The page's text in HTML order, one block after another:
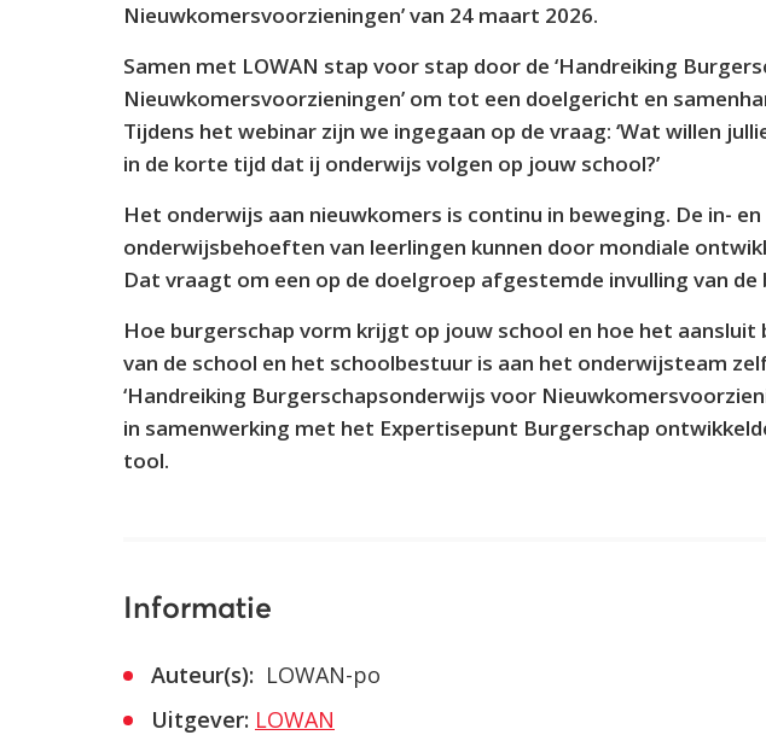
Nieuwkomersvoorzieningen’ van 24 maart 2026.
Samen met LOWAN stap voor stap door de ‘Handreiking
Nieuwkomersvoorzieningen’ om tot een doelgericht en
Tijdens het webinar zijn we ingegaan op de vraag: ‘Wat willen
in de korte tijd dat ij onderwijs volgen op jouw school?’
Het onderwijs aan nieuwkomers is continu in beweging. De in-
onderwijsbehoeften van leerlingen kunnen door mondiale
Dat vraagt om een op de doelgroep afgestemde invulling van
Hoe burgerschap vorm krijgt op jouw school en hoe het aansluit
van de school en het schoolbestuur is aan het onderwijsteam
‘Handreiking Burgerschapsonderwijs voor
in samenwerking met het Expertisepunt Burgerschap
tool.
Informatie
Auteur(s): LOWAN-po
Uitgever: LOWAN